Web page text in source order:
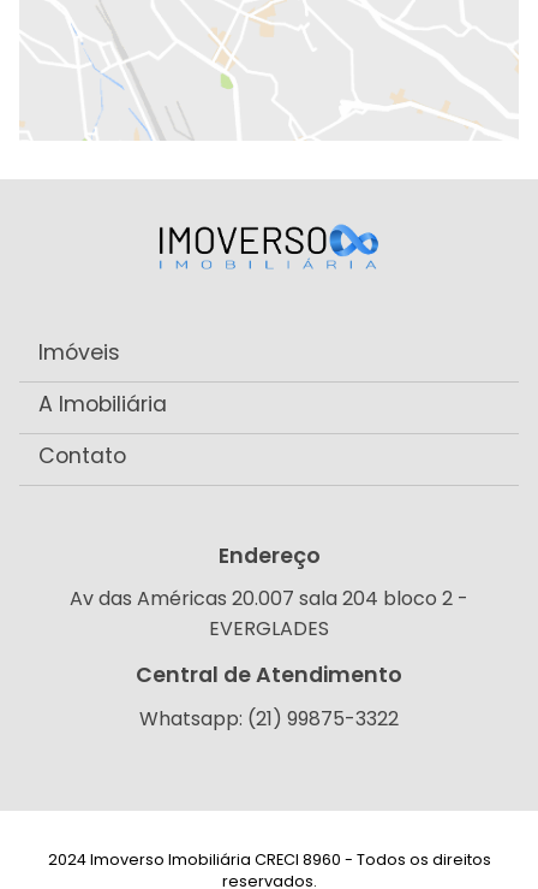
Imóveis
A Imobiliária
Contato
Endereço
Av das Américas 20.007 sala 204 bloco 2 -
EVERGLADES
Central de Atendimento
Whatsapp: (21) 99875-3322
2024 Imoverso Imobiliária CRECI 8960 - Todos os direitos
reservados.